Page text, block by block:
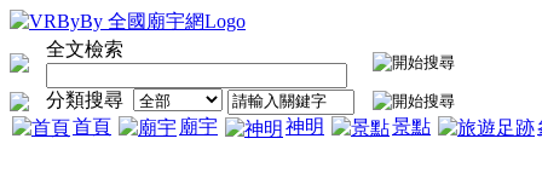
全文檢索
分類搜尋
首頁
廟宇 神明 景點